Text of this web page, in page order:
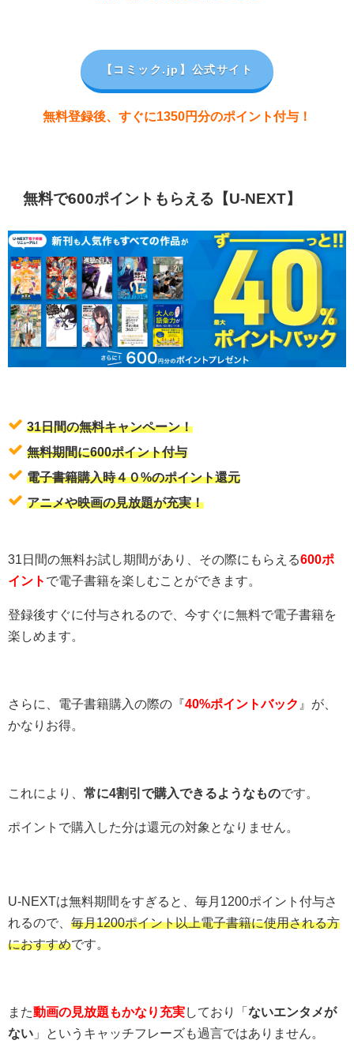
【コミック.jp 】公式サイト
無料登録後、すぐに1350円分のポイント付与！
無料で600ポイントもらえる【U-NEXT】
31日間の無料キャンペーン！
無料期間に600ポイント付与
電子書籍購入時４０%のポイント還元
アニメや映画の見放題が充実！
31日間の無料お試し期間があり、その際にもらえる600ポ
イント で電子書籍を楽しむことができます。
登録後すぐに付与されるので、今すぐに無料で電子書籍を
楽しめます。
さらに、電子書籍購入の際の『40%ポイントバック 』が、
かなりお得。
これにより、 常に4割引で購入できるようなものです。
ポイントで購入した分は還元の対象となりません。
U-NEXTは無料期間をすぎると、毎月1200ポイント付与さ
れるので、 毎月1200ポイント以上電子書籍に使用される方
におすすめです。
また動画の見放題もかなり充実しており「 ないエンタメが
ない 」というキャッチフレーズも過言ではありません。